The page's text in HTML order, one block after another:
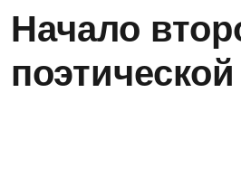
Начало